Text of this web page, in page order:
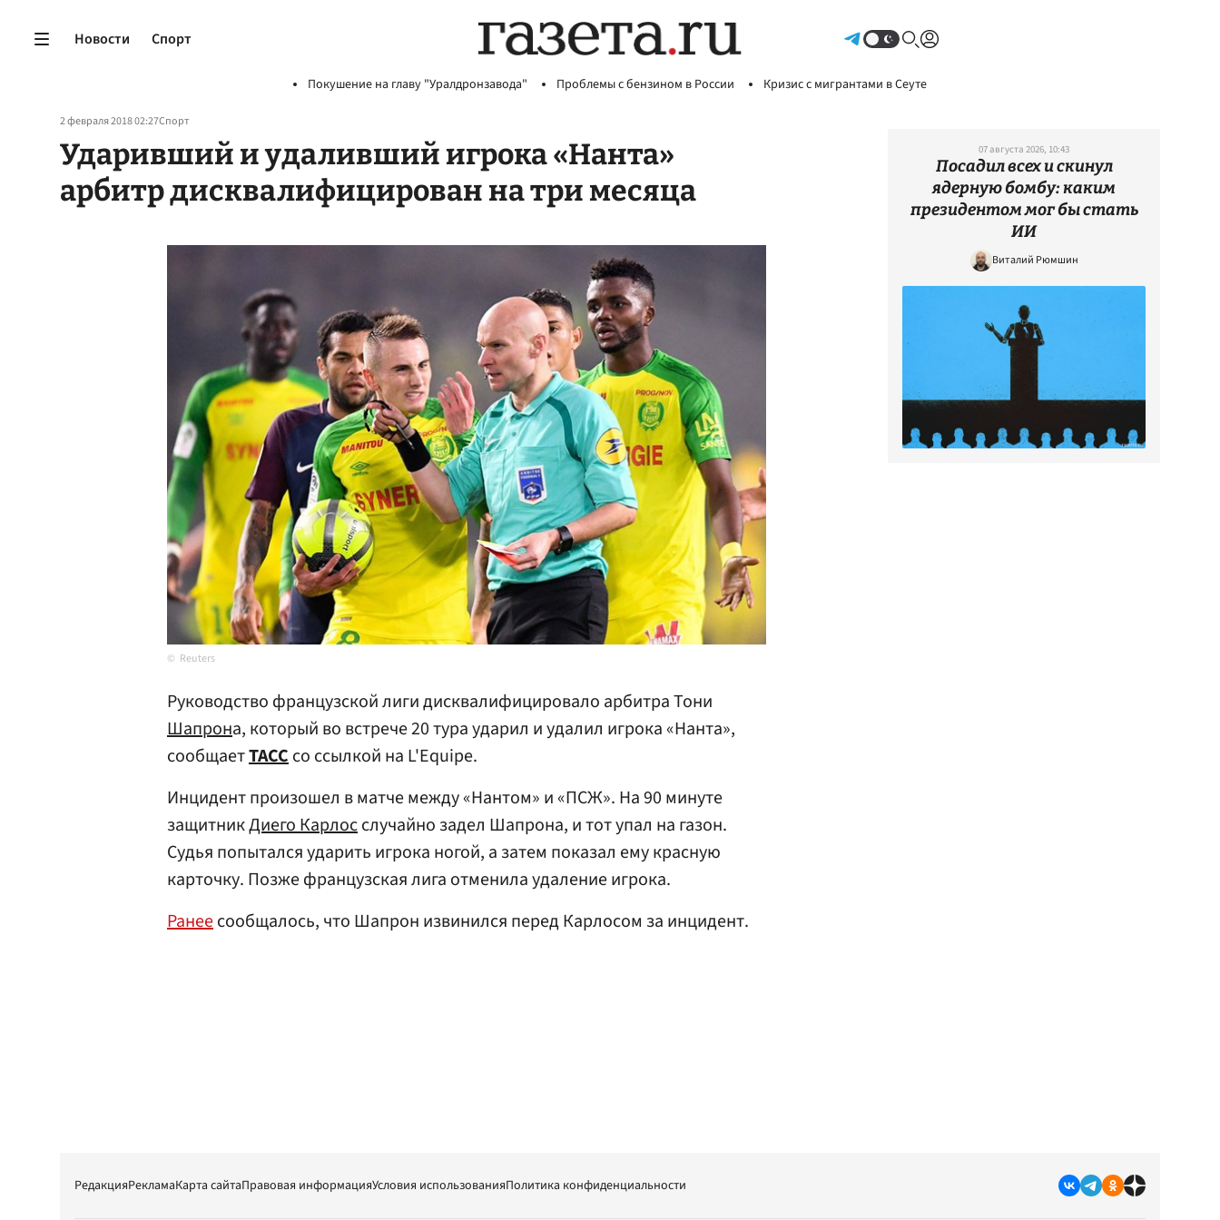
Новости Спорт
Покушение на главу "Уралдронзавода" Проблемы с бензином в России Кризис с мигрантами в Сеуте
2 февраля 2018 02:27Спорт
Ударивший и удаливший игрока «Нанта»
арбитр дисквалифицирован на три месяца
Reuters
Руководство французской лиги дисквалифицировало арбитра Тони
Шапрона, который во встрече 20 тура ударил и удалил игрока «Нанта»,
сообщаетТАССсо ссылкой на L'Equipe.
Инцидент произошел в матче между «Нантом» и «ПСЖ». На 90 минуте
защитникДиего Карлосслучайно задел Шапрона, и тот упал на газон.
Судья попытался ударить игрока ногой, а затем показал ему красную
карточку. Позже французская лига отменила удаление игрока.
Ранеесообщалось, что Шапрон извинился перед Карлосом за инцидент.
07 августа 2026, 10:43
Посадил всех и скинул
ядерную бомбу: каким
президентом мог бы стать
ИИ
Виталий Рюмшин
РедакцияРекламаКарта сайтаПравовая информацияУсловия использованияПолитика конфиденциальности